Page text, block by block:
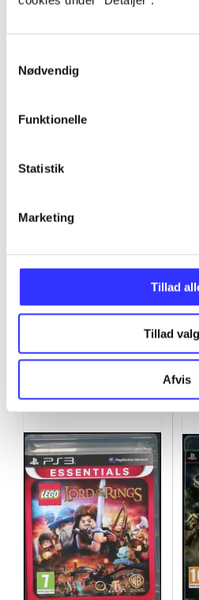
Nødvendig
Funktionelle
Statistik
Marketing
Tillad
Tillad
Afvis
Minder om